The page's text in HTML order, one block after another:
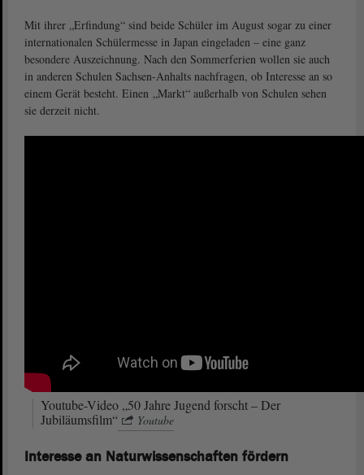
Mit ihrer „Erfindung“ sind beide Schüler im August sogar zu einer
internationalen Schülermesse in Japan eingeladen – eine ganz
besondere Auszeichnung. Nach den Sommerferien wollen sie auch
in anderen Schulen Sachsen-Anhalts nachfragen, ob Interesse an so
einem Gerät besteht. Einen „Markt“ außerhalb von Schulen sehen
sie derzeit nicht.
Youtube-Video „50 Jahre Jugend forscht – Der
Jubiläumsfilm“
Youtube
Interesse an Naturwissenschaften fördern